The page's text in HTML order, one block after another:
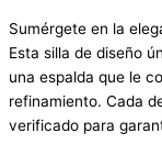
Sumérgete en la
Esta silla de diseño
una espalda que le
refinamiento. Cada
verificado para